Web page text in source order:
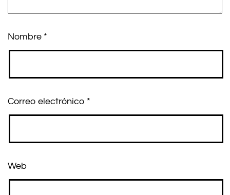
Nombre *
Correo electrónico *
Web